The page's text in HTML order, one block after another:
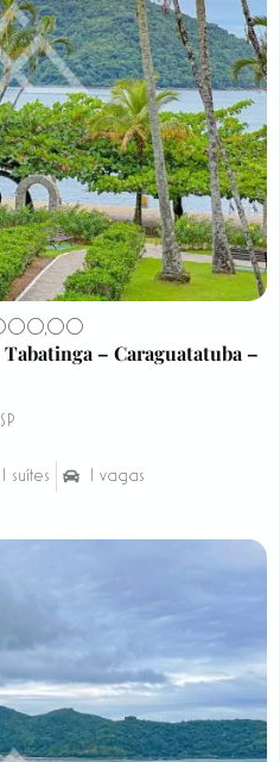
– Caraguatatuba –
1 suítes 1 vagas